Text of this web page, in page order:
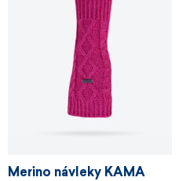
Merino návleky KAMA